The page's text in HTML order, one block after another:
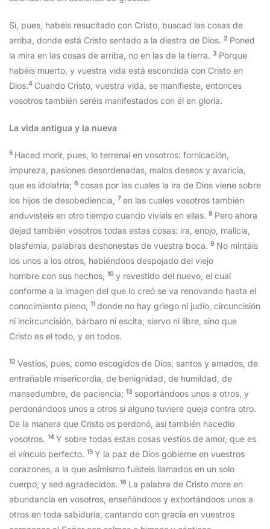
Si, pues, habéis resucitado con Cristo, buscad las cosas de
arriba, donde está Cristo sentado a la diestra de Dios. 2 Poned
la mira en las cosas de arriba, no en las de la tierra. 3 Porque
habéis muerto, y vuestra vida está escondida con Cristo en
Dios.4 Cuando Cristo, vuestra vida, se manifieste, entonces
vosotros también seréis manifestados con él en gloria.
La vida antigua y la nueva
5 Haced morir, pues, lo terrenal en vosotros: fornicación,
impureza, pasiones desordenadas, malos deseos y avaricia,
que es idolatría; 6 cosas por las cuales la ira de Dios viene sobre
los hijos de desobediencia, 7 en las cuales vosotros también
anduvisteis en otro tiempo cuando vivíais en ellas. 8 Pero ahora
dejad también vosotros todas estas cosas: ira, enojo, malicia,
blasfemia, palabras deshonestas de vuestra boca. 9 No mintáis
los unos a los otros, habiéndoos despojado del viejo
hombre con sus hechos, 10 y revestido del nuevo, el cual
conforme a la imagen del que lo creó se va renovando hasta el
conocimiento pleno, 11 donde no hay griego ni judío, circuncisión
ni incircuncisión, bárbaro ni escita, siervo ni libre, sino que
Cristo es el todo, y en todos.
12 Vestíos, pues, como escogidos de Dios, santos y amados, de
entrañable misericordia, de benignidad, de humildad, de
mansedumbre, de paciencia; 13 soportándoos unos a otros, y
perdonándoos unos a otros si alguno tuviere queja contra otro.
De la manera que Cristo os perdonó, así también hacedlo
vosotros. 14 Y sobre todas estas cosas vestíos de amor, que es
el vínculo perfecto. 15 Y la paz de Dios gobierne en vuestros
corazones, a la que asimismo fuisteis llamados en un solo
cuerpo; y sed agradecidos. 16 La palabra de Cristo more en
abundancia en vosotros, enseñándoos y exhortándoos unos a
otros en toda sabiduría, cantando con gracia en vuestros